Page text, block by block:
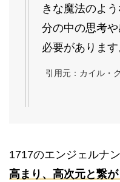
きな魔法のよ
分の中の思考
必要があります
引用元：カイル
1717のエンジェルナ
高まり、高次元と繋